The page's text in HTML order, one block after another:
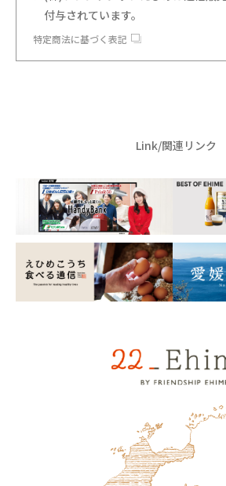
付与されています。
特定商法に基づく表記
Link/関連リンク